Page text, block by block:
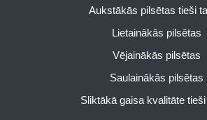
Aukstākās pilsētas tieši
Lietainākās pilsētas
Vējainākās pilsētas
Saulainākās pilsētas
Sliktākā gaisa kvalitāte